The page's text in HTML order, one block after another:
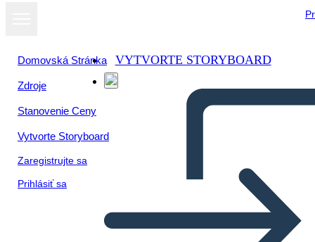
Domovská Stránka
Zdroje
Stanovenie Ceny
Vytvorte Storyboard
Zaregistrujte sa
Prihlásiť sa
VYTVORTE STORYBOARD
Zobraziť ako
prezentáciu